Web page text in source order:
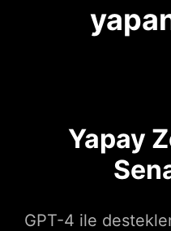
Yapay
GPT-4 ile